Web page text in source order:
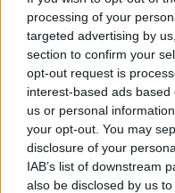
processing of your
targeted advertising by
section to confirm your
opt-out request is
interest-based ads
us or personal
your opt-out. You may
disclosure of your
IAB’s list of downstream
also be disclosed by us
2025-11-28
Esenzione IMU
Comune di
50.992 euro
2025-11-10
Bonus
l’anno 2025 – PR Liguria
Fi.l.s.e. S.p.a.
33.950 euro